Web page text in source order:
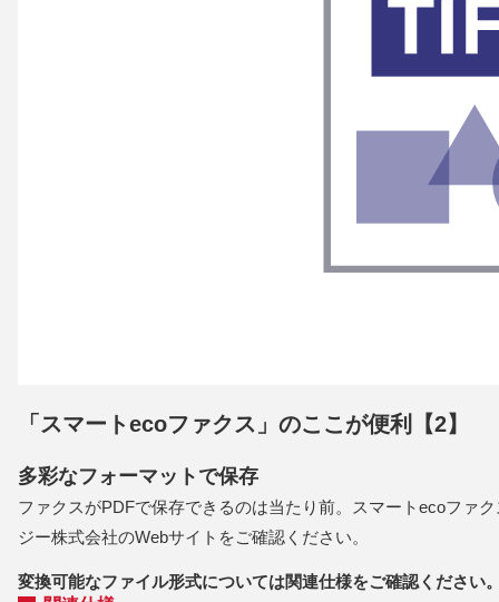
「スマートecoファクス」のここが便利【2】
多彩なフォーマットで保存
ファクスがPDFで保存できるのは当たり前。スマートecoファ
ジー株式会社のWebサイトをご確認ください。
変換可能なファイル形式については関連仕様をご確認ください